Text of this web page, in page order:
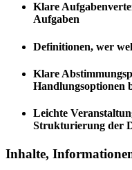
Klare
Aufgaben
Definitionen, wer
Klare
Handlungsoptionen
Leichte
Strukturierung der
Inhalte,